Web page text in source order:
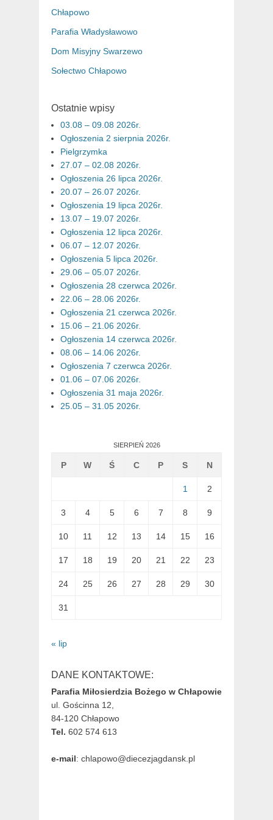
Chłapowo
Parafia Władysławowo
Dom Misyjny Swarzewo
Sołectwo Chłapowo
Ostatnie wpisy
03.08 – 09.08 2026r.
Ogłoszenia 2 sierpnia 2026r.
Pielgrzymka
27.07 – 02.08 2026r.
Ogłoszenia 26 lipca 2026r.
20.07 – 26.07 2026r.
Ogłoszenia 19 lipca 2026r.
13.07 – 19.07 2026r.
Ogłoszenia 12 lipca 2026r.
06.07 – 12.07 2026r.
Ogłoszenia 5 lipca 2026r.
29.06 – 05.07 2026r.
Ogłoszenia 28 czerwca 2026r.
22.06 – 28.06 2026r.
Ogłoszenia 21 czerwca 2026r.
15.06 – 21.06 2026r.
Ogłoszenia 14 czerwca 2026r.
08.06 – 14.06 2026r.
Ogłoszenia 7 czerwca 2026r.
01.06 – 07.06 2026r.
Ogłoszenia 31 maja 2026r.
25.05 – 31.05 2026r.
SIERPIEŃ 2026
P W Ś C P S N
1 2
3 4 5 6 7 8 9
10 11 12 13 14 15 16
17 18 19 20 21 22 23
24 25 26 27 28 29 30
31
« lip
DANE KONTAKTOWE:
Parafia Miłosierdzia Bożego w Chłapowie
ul. Gościnna 12,
84-120 Chłapowo
Tel. 602 574 613
e-mail: chlapowo@diecezjagdansk.pl